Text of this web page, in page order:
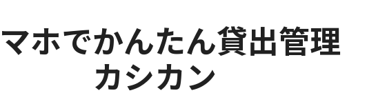
ホでかんたん貸出管理
カシカン